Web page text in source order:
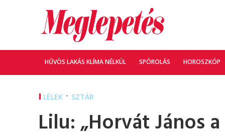
HŰVÖS LAKÁS KLÍMA NÉLKÜL SPÓROLÁS HOROSZKÓP
LÉLEK • SZTÁR
Lilu: „Horvát János